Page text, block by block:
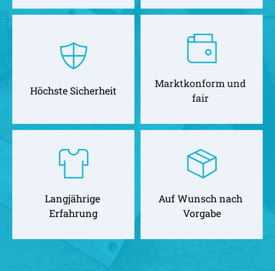
Höchste Sicherheit
Marktkonform und
fair
Langjährige
Erfahrung
Auf Wunsch nach
Vorgabe